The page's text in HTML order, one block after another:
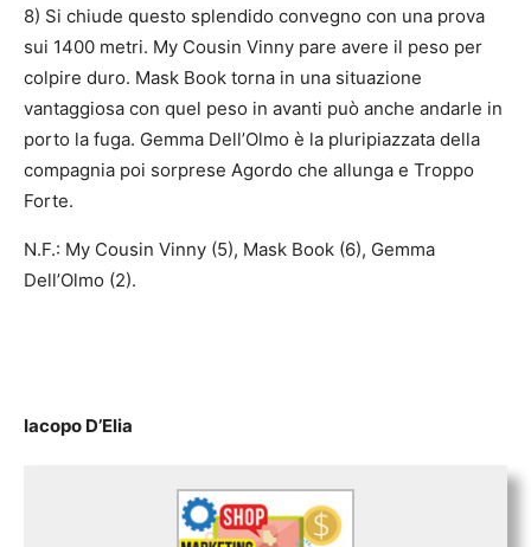
8) Si chiude questo splendido convegno con una prova
sui 1400 metri. My Cousin Vinny pare avere il peso per
colpire duro. Mask Book torna in una situazione
vantaggiosa con quel peso in avanti può anche andarle in
porto la fuga. Gemma Dell’Olmo è la pluripiazzata della
compagnia poi sorprese Agordo che allunga e Troppo
Forte.
N.F.: My Cousin Vinny (5), Mask Book (6), Gemma
Dell’Olmo (2).
Iacopo D’Elia